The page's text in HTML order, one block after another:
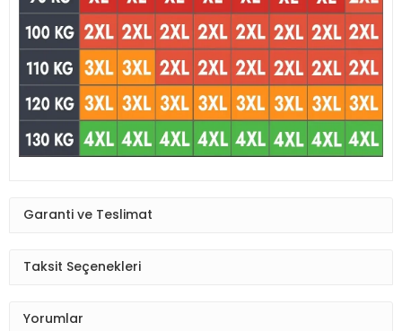
Garanti ve Teslimat
Taksit Seçenekleri
Yorumlar